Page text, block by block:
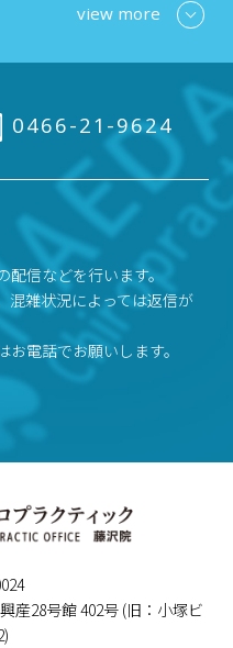
view more
0466-21-9624
配信などを行います。
混雑状況によっては返信が
電話でお願いします。
産28号館 402号 (旧：小塚ビ